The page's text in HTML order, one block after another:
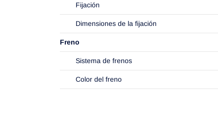
Fijación
Dimensiones de la fijación
Freno
Sistema de frenos
Color del freno